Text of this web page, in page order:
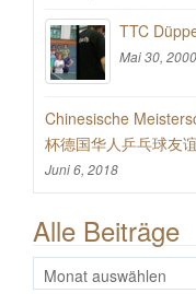
TTC
Mai 30, 2000
Chinesische
杯德国华人乒乓球友
Juni 6, 2018
Alle Beiträge
Alle
Beiträge